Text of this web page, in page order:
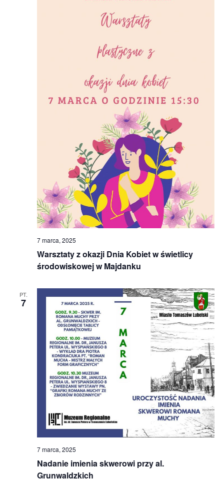
Warsztaty z okazji Dnia Kobiet w świetlicy
środowiskowej w Majdanku
7 marca, 2025
PT.
7
Nadanie imienia skwerowi przy al.
Grunwaldzkich
7 marca, 2025